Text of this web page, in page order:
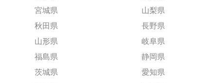
宮城県
秋田県
山形県
福島県
茨城県
山梨県
長野県
岐阜県
静岡県
愛知県